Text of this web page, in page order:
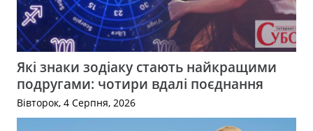
Які знаки зодіаку стають найкращими
подругами: чотири вдалі поєднання
Вівторок, 4 Серпня, 2026